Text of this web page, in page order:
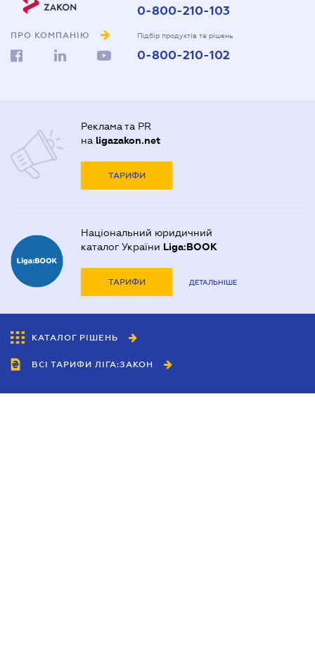
ПРО КОМПАНІЮ
0-800-210-103
Підбір продуктів та рішень
0-800-210-102
Реклама та PR
на ligazakon.net
ТАРИФИ
Національний юридичний
каталог України Liga:BOOK
ТАРИФИ ДЕТАЛЬНІШЕ
КАТАЛОГ РІШЕНЬ
ВСІ ТАРИФИ ЛІГА:ЗАКОН